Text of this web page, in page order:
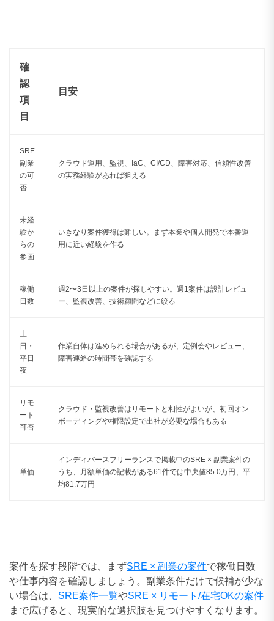
確
認
項
目
目安
SRE
副業
の可
否
クラウド運用、監視、IaC、CI/CD、障害対応、信頼性改善
の実務経験があれば狙える
未経
験か
らの
参画
いきなり案件獲得は難しい。まず本業や個人開発で本番運
用に近い経験を作る
稼働
日数
週2〜3日以上の案件が探しやすい。週1案件は設計レビュ
ー、監視改善、技術顧問などに絞る
土
日・
平日
夜
作業自体は進められる場合があるが、定例会やレビュー、
障害連絡の時間帯を確認する
リモ
ート
可否
クラウド・監視改善はリモートと相性がよいが、初回オン
ボーディングや権限設定で出社が必要な場合もある
単価
インディバースフリーランスで掲載中のSRE × 副業案件の
うち、月額単価の記載がある61件では中央値85.0万円、平
均81.7万円
案件を探す段階では、まずSRE × 副業の案件で稼働日数
や仕事内容を確認しましょう。副業条件だけで候補が少な
い場合は、 SRE案件一覧やSRE × リモート/在宅OKの案件
まで広げると、現実的な選択肢を見つけやすくなります。